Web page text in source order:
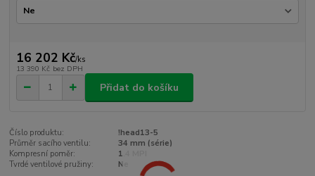
16 202 Kč/ks
13 390 Kč bez DPH
Přidat do košíku
Číslo produktu:
!head13-5
Průměr sacího ventilu:
34 mm (série)
Kompresní poměr:
1.4 MPI
Tvrdé ventilové pružiny:
Ne